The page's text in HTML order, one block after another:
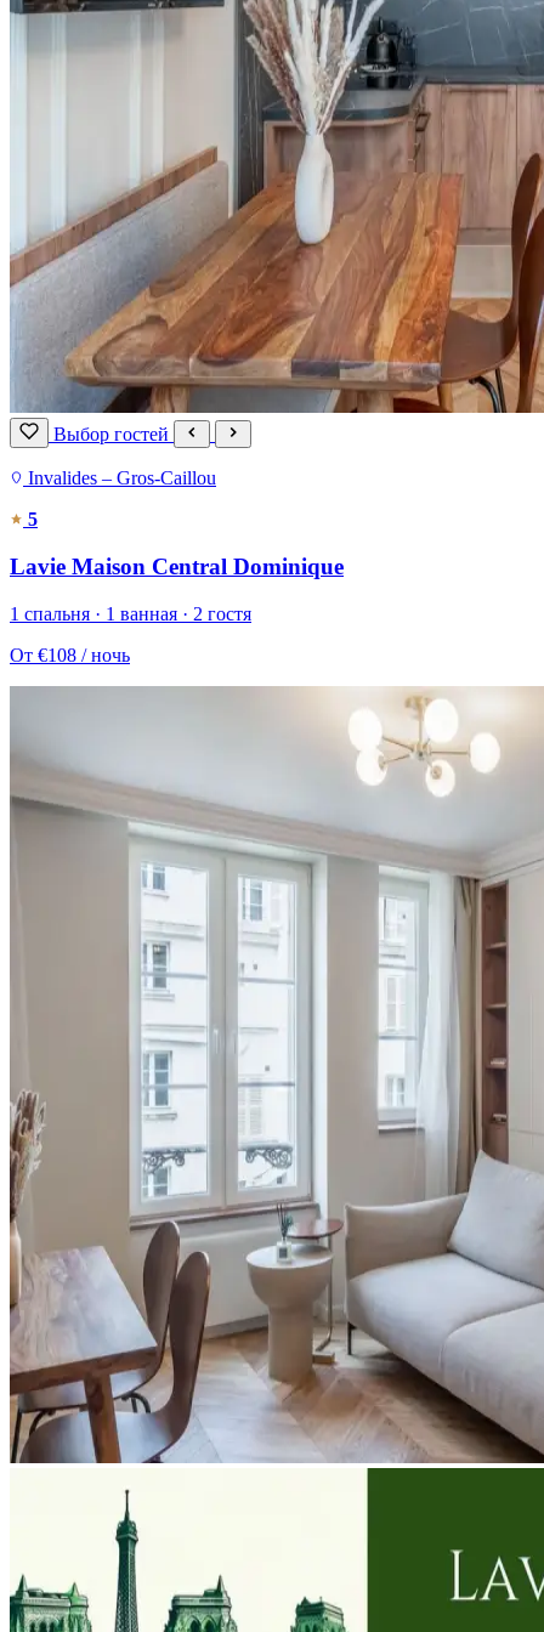
Выбор гостей
Invalides – Gros-Caillou
5
Lavie Maison Central Dominique
1 спальня · 1 ванная · 2 гостя
От €108 / ночь